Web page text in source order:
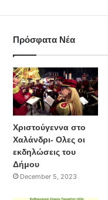
Πρόσφατα Νέα
Χριστούγεννα στο
Χαλάνδρι- Ολες οι
εκδηλώσεις του
Δήμου
December 5, 2023